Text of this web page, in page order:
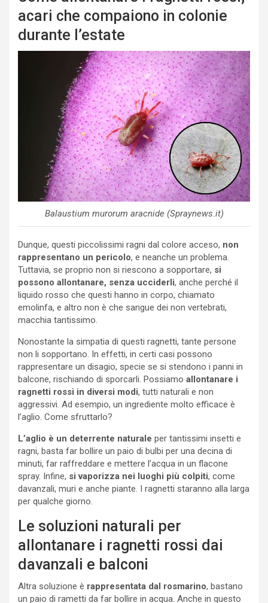
acari che compaiono in colonie
durante l’estate
Balaustium murorum aracnide (Spraynews.it)
Dunque, questi piccolissimi ragni dal colore acceso, non
rappresentano un pericolo, e neanche un problema.
Tuttavia, se proprio non si riescono a sopportare, si
possono allontanare, senza ucciderli, anche perché il
liquido rosso che questi hanno in corpo, chiamato
emolinfa, e altro non è che sangue dei non vertebrati,
macchia tantissimo.
Nonostante la simpatia di questi ragnetti, tante persone
non li sopportano. In effetti, in certi casi possono
rappresentare un disagio, specie se si stendono i panni in
balcone, rischiando di sporcarli. Possiamo allontanare i
ragnetti rossi in diversi modi, tutti naturali e non
aggressivi. Ad esempio, un ingrediente molto efficace è
l’aglio. Come sfruttarlo?
L’aglio è un deterrente naturale per tantissimi insetti e
ragni, basta far bollire un paio di bulbi per una decina di
minuti, far raffreddare e mettere l’acqua in un flacone
spray. Infine, si vaporizza nei luoghi più colpiti, come
davanzali, muri e anche piante. I ragnetti staranno alla larga
per qualche giorno.
Le soluzioni naturali per
allontanare i ragnetti rossi dai
davanzali e balconi
Altra soluzione è rappresentata dal rosmarino, bastano
un paio di rametti da far bollire in acqua. Anche in questo